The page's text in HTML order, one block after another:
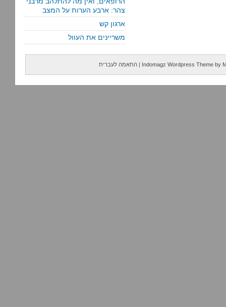
צהר: ארבע הערות על המצב
ארגון קש
משריינים את העוול
Indomagz Wordpress Theme by
| התאמה לעברית